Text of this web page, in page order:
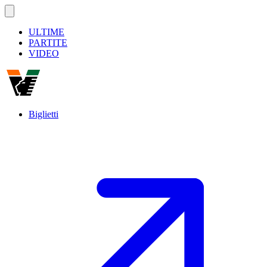
ULTIME
PARTITE
VIDEO
Biglietti